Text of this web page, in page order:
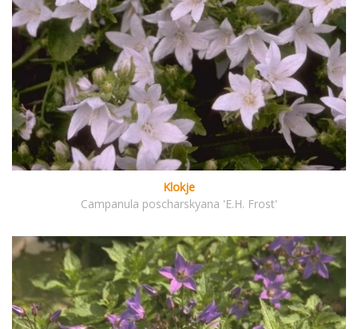
Klokje
Campanula poscharskyana 'E.H. Frost'